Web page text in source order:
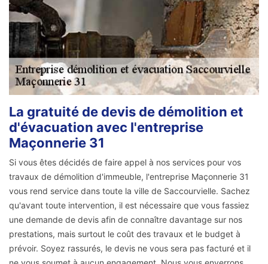
La gratuité de devis de démolition et
d'évacuation avec l'entreprise
Maçonnerie 31
Si vous êtes décidés de faire appel à nos services pour vos
travaux de démolition d'immeuble, l'entreprise Maçonnerie 31
vous rend service dans toute la ville de Saccourvielle. Sachez
qu'avant toute intervention, il est nécessaire que vous fassiez
une demande de devis afin de connaître davantage sur nos
prestations, mais surtout le coût des travaux et le budget à
prévoir. Soyez rassurés, le devis ne vous sera pas facturé et il